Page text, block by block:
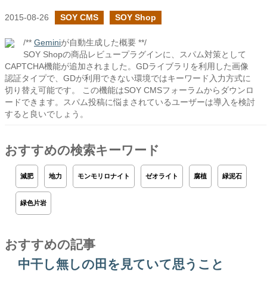
2015-08-26 SOY CMS SOY Shop
/** Geminiが自動生成した概要 **/
SOY Shopの商品レビュープラグインに、スパム対策として
CAPTCHA機能が追加されました。GDライブラリを利用した画像
認証タイプで、GDが利用できない環境ではキーワード入力方式に
切り替え可能です。 この機能はSOY CMSフォーラムからダウンロ
ードできます。スパム投稿に悩まされているユーザーは導入を検討
すると良いでしょう。
おすすめの検索キーワード
減肥 地力 モンモリロナイト ゼオライト 腐植 緑泥石
緑色片岩
おすすめの記事
中干し無しの田を見ていて思うこと